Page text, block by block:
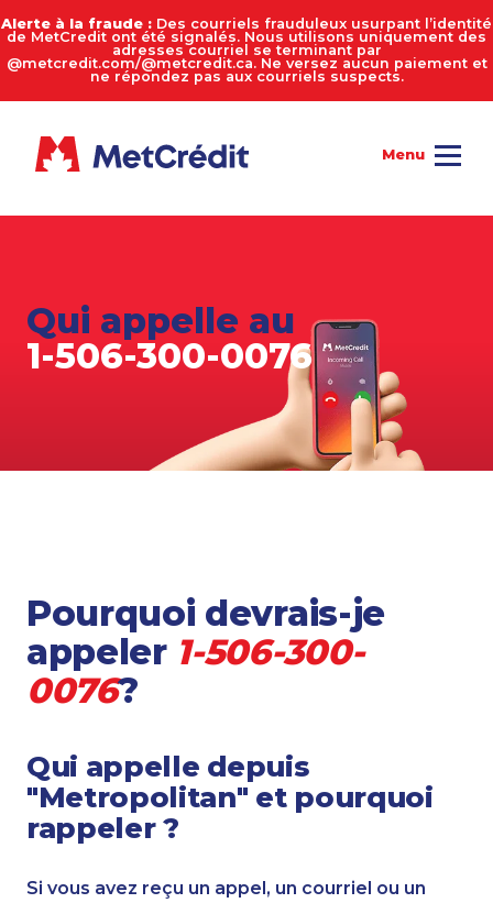
Alerte à la fraude : Des courriels frauduleux usurpant l’identité
de MetCredit ont été signalés. Nous utilisons uniquement des
adresses courriel se terminant par
@metcredit.com/@metcredit.ca. Ne versez aucun paiement et
ne répondez pas aux courriels suspects.
Qui appelle au
1-506-300-0076
Pourquoi devrais-je
appeler 1-506-300-
0076?
Qui appelle depuis
"Metropolitan" et pourquoi
rappeler ?
Si vous avez reçu un appel, un courriel ou un